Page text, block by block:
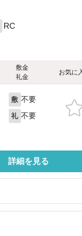
RC
敷金
礼金
お気に
敷 不要
礼 不要
詳細を見る